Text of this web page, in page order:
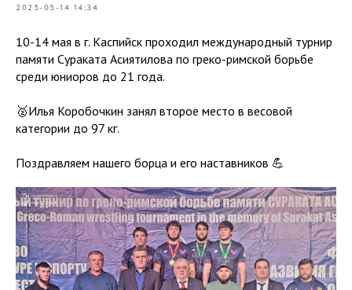
2025-05-14 14:34
10-14 мая в г. Каспийск проходил международный турнир
памяти Сураката Асиятилова по греко-римской борьбе
среди юниоров до 21 года.
🥈Илья Коробочкин занял второе место в весовой
категории до 97 кг.
Поздравляем нашего борца и его наставников 💪